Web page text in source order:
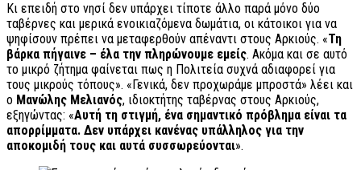
Κι επειδή στο νησί δεν υπάρχει τίποτε άλλο παρά μόνο δύο
ταβέρνες και μερικά ενοικιαζόμενα δωμάτια, οι κάτοικοι για να
ψηφίσουν πρέπει να μεταφερθούν απέναντι στους Αρκιούς. «Τη
βάρκα πήγαινε – έλα την πληρώνουμε εμείς. Ακόμα και σε αυτό
το μικρό ζήτημα φαίνεται πως η Πολιτεία συχνά αδιαφορεί για
τους μικρούς τόπους». «Γενικά, δεν προχωράμε μπροστά» λέει και
ο Μανώλης Μελιανός, ιδιοκτήτης ταβέρνας στους Αρκιούς,
εξηγώντας: «Αυτή τη στιγμή, ένα σημαντικό πρόβλημα είναι τα
απορρίμματα. Δεν υπάρχει κανένας υπάλληλος για την
αποκομιδή τους και αυτά συσσωρεύονται».